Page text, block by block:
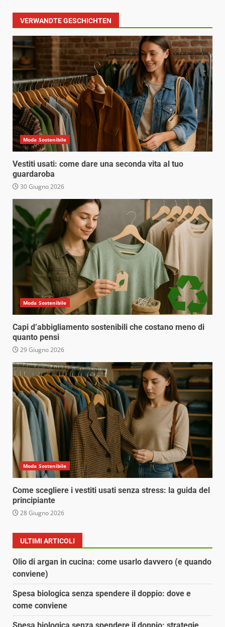
VERWANDTE GESCHICHTEN
Moda Sostenibile
Vestiti usati: come dare una seconda vita al tuo
guardaroba
30 Giugno 2026
Moda Sostenibile
Capi d’abbigliamento sostenibili che costano meno di
quanto pensi
29 Giugno 2026
Moda Sostenibile
Come scegliere i vestiti usati senza stress: la guida del
principiante
28 Giugno 2026
ULTIMI ARTICOLI
Olio di argan in cucina: come usarlo davvero (e quando
conviene)
Spesa biologica senza spendere il doppio: dove e
come conviene
Spesa biologica senza spendere il doppio: strategie